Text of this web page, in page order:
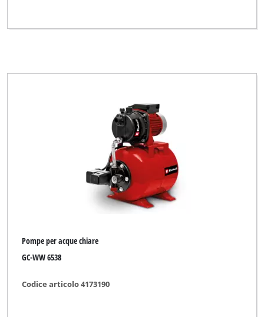
Pompe per acque chiare
GC-WW 6538
Codice articolo 4173190